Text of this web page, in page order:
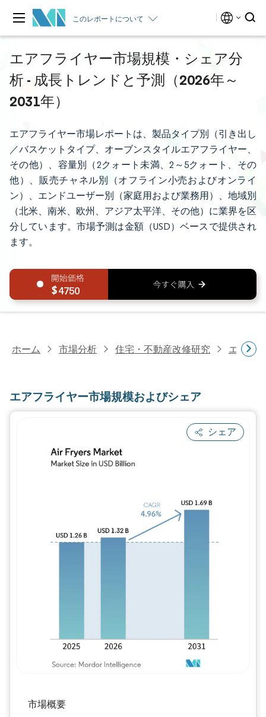
このレポートについて
エアフライヤー市場規模・シェア分
析 - 成長トレンドと予測（2026年～
2031年）
エアフライヤー市場レポートは、製品タイプ別（引き出し
／バスケットタイプ、オーブンスタイルエアフライヤー、
その他）、容量別（2クォート未満、2～5クォート、その
他）、販売チャネル別（オフライン小売およびオンライ
ン）、エンドユーザー別（家庭用および業務用）、地域別
（北米、南米、欧州、アジア太平洋、その他）に業界を区
分しています。市場予測は金額（USD）ベースで提供され
ます。
4750
ホーム 市場分析 住宅・不動産改修研究 エアフ
エアフライヤー市場規模およびシェア
シェア
市場概要